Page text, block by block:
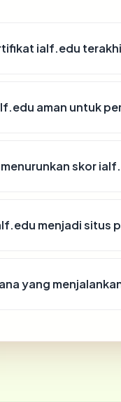
ialf.edu
aman untuk
skor
menjadi situs
yang